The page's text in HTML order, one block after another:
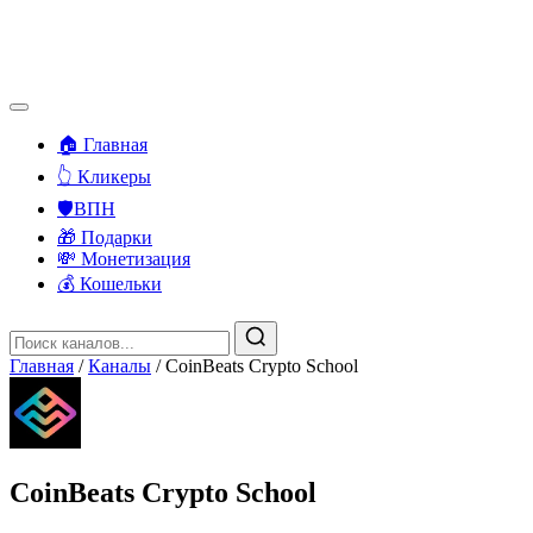
🏠 Главная
👆 Кликеры
🛡️ВПН
🎁 Подарки
💸 Монетизация
💰 Кошельки
Главная / Каналы / CoinBeats Crypto School
CoinBeats Crypto School